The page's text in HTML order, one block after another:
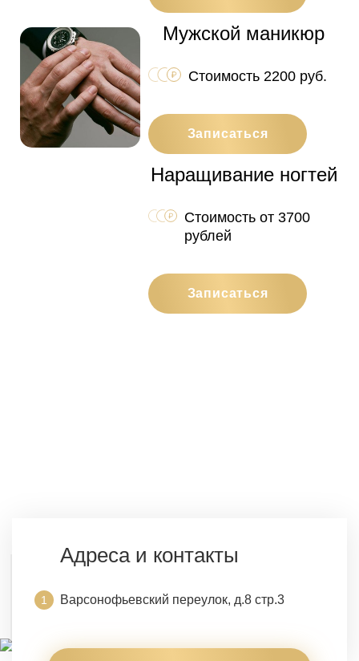
Мужской маникюр
Стоимость 2200 руб.
Записаться
Наращивание ногтей
Стоимость от 3700
рублей
Записаться
Адреса и контакты
Варсонофьевский переулок, д.8 стр.3